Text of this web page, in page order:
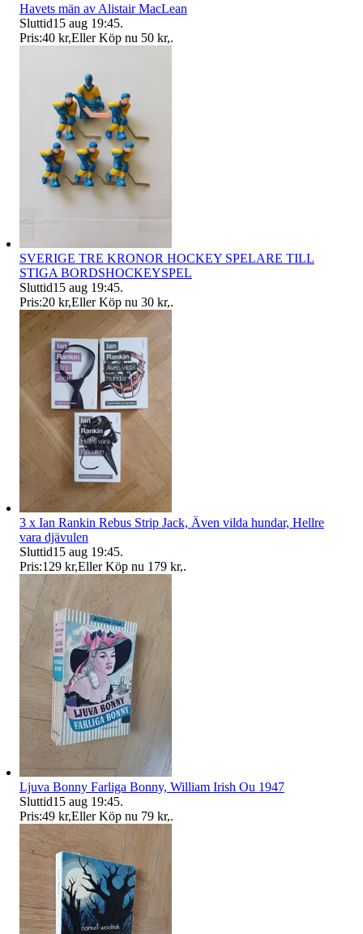
Havets män av Alistair MacLean
Sluttid15 aug 19:45.
Pris:40 kr,Eller Köp nu 50 kr,.
SVERIGE TRE KRONOR HOCKEY SPELARE TILL
STIGA BORDSHOCKEYSPEL
Sluttid15 aug 19:45.
Pris:20 kr,Eller Köp nu 30 kr,.
3 x Ian Rankin Rebus Strip Jack, Även vilda hundar, Hellre
vara djävulen
Sluttid15 aug 19:45.
Pris:129 kr,Eller Köp nu 179 kr,.
Ljuva Bonny Farliga Bonny, William Irish Ou 1947
Sluttid15 aug 19:45.
Pris:49 kr,Eller Köp nu 79 kr,.